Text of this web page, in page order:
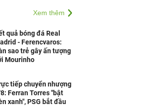
Xem thêm
quả bóng đá Real
- Ferencvaros:
sao trẻ gây ấn tượng
Mourinho
tiếp chuyển nhượng
Ferran Torres "bật
xanh", PSG bắt đầu